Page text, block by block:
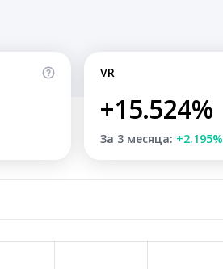
VR
+15.524%
За 3 месяца: +2.195%